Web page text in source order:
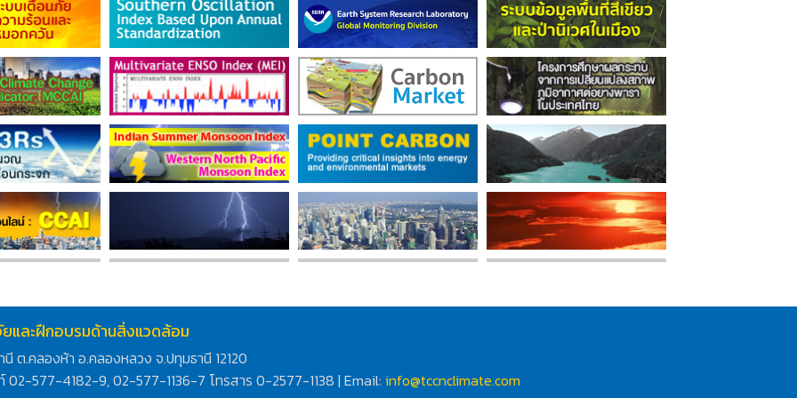
และฝึกอบรมด้านสิ่งแวดล้อม
นี ต.คลองห้า อ.คลองหลวง จ.ปทุมธานี 12120
02-577-4182-9, 02-577-1136-7 โทรสาร 0-2577-1138 | Email: info@tccnclimate.com